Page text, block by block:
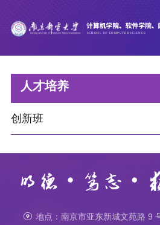
人才培养
创新班
地点：南京市亚东新城文苑路 9